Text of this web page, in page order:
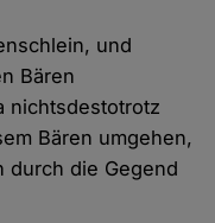
und
Bären
nichtsdestotrotz
Bären umgehen,
durch die Gegend